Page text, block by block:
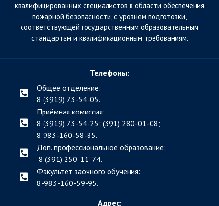
квалифицированных специалистов в области обеспечения
пожарной безопасности, с уровнем подготовки,
соответствующей государственным образовательным
стандартам и квалификационным требованиям.
Телефоны:
Общее отделение:
8 (3919) 73-54-05.
Приёмная комиссия:
8 (3919) 73-54-25; (391) 280-01-08;
8 983-160-58-85.
Доп. профессиональное образование:
8 (391) 250-11-74.
Факультет заочного обучения:
8-983-160-59-95.
Адрес: